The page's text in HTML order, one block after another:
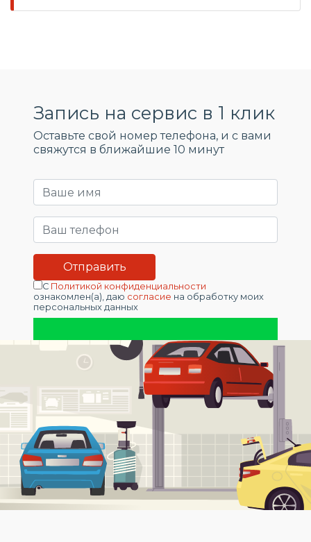
Запись на сервис в 1 клик
Оставьте свой номер телефона, и c вами
свяжутся в ближайшие 10 минут
С Политикой конфиденциальности
ознакомлен(а), даю согласие на обработку моих
персональных данных